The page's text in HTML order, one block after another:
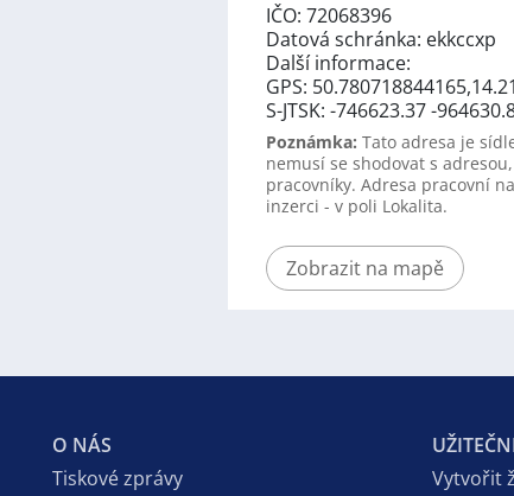
IČO: 72068396
Datová schránka: ekkccxp
Další informace:
GPS:
S-JTSK: -746623.37 -
Poznámka: Tato adresa je
nemusí se shodovat s
pracovníky. Adresa pracovní
inzerci - v poli Lokalita.
Zobrazit na mapě
O NÁS
Tiskové zprávy
Vytvořit